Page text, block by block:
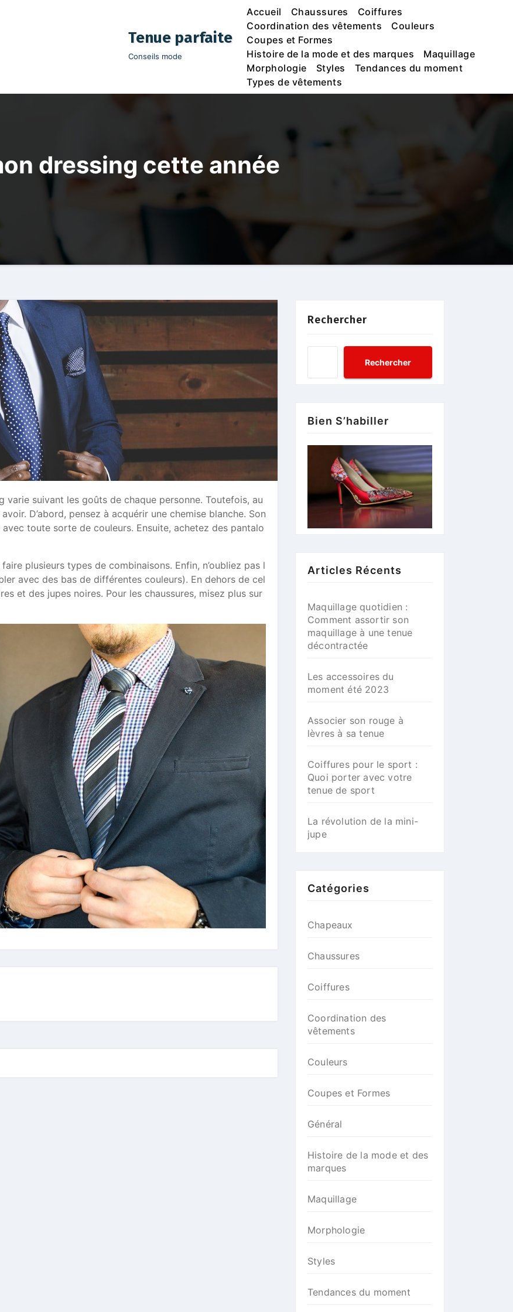
Tenue parfaite
Conseils mode
Accueil Chaussures
Coiffures
Coordination des vêtements
Couleurs
Coupes et Formes
Histoire de la mode et des marques
Maquillage
Morphologie
Styles
Tendances du moment
Types de vêtements
dressing cette année
varie suivant les goûts de chaque personne. Toutefois, au
D’abord, pensez à acquérir une chemise blanche. Son
toute sorte de couleurs. Ensuite, achetez des pantalo
plusieurs types de combinaisons. Enfin, n’oubliez pas l
avec des bas de différentes couleurs). En dehors de cel
et des jupes noires. Pour les chaussures, misez plus sur
Rechercher
Rechercher
Bien S’habiller
Articles Récents
Maquillage quotidien :
Comment assortir son
maquillage à une tenue
décontractée
Les accessoires du
moment été 2023
Associer son rouge à
lèvres à sa tenue
Coiffures pour le sport :
Quoi porter avec votre
tenue de sport
La révolution de la mini-
jupe
Catégories
Chapeaux
Chaussures
Coiffures
Coordination des
vêtements
Couleurs
Coupes et Formes
Général
Histoire de la mode et des
marques
Maquillage
Morphologie
Styles
Tendances du moment